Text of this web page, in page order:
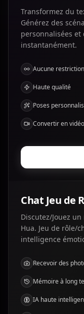
Transformez du
Générez des
personnalisées et
instantanément.
Aucune restriction
Haute qualité
Poses
Convertir en vidéo
Chat Jeu de
Discutez/Jouez
Hua. Jeu de rôle/
intelligence
Recevoir des
Mémoire à long
IA haute